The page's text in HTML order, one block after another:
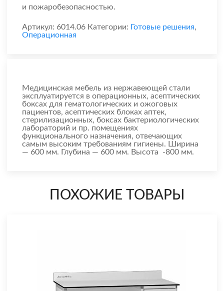
и пожаробезопасностью.
Артикул: 6014.06 Категории: Готовые решения,
Операционная
Медицинская мебель из нержавеющей стали
эксплуатируется в операционных, асептических
боксах для гематологических и ожоговых
пациентов, асептических блоках аптек,
стерилизационных, боксах бактериологических
лабораторий и пр. помещениях
функционального назначения, отвечающих
самым высоким требованиям гигиены. Ширина
— 600 мм. Глубина — 600 мм. Высота -800 мм.
ПОХОЖИЕ ТОВАРЫ